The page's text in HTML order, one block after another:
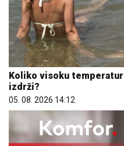
Koliko visoku
izdrži?
05. 08. 2026 14:12